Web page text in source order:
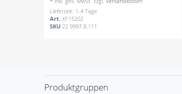
Lieferzeit: 1-4 Tage
Art.XF15202
SKU22.9997.8.111
Produktgruppen